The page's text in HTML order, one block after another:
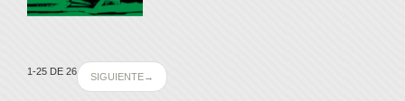
1-25 DE 26 SIGUIENTE→